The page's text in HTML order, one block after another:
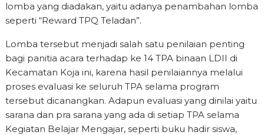
lomba yang diadakan, yaitu adanya penambahan lomba
seperti “Reward TPQ Teladan”.
Lomba tersebut menjadi salah satu penilaian penting
bagi panitia acara terhadap ke 14 TPA binaan LDII di
Kecamatan Koja ini, karena hasil penilaiannya melalui
proses evaluasi ke seluruh TPA selama program
tersebut dicanangkan. Adapun evaluasi yang dinilai yaitu
sarana dan pra sarana yang ada di setiap TPA selama
Kegiatan Belajar Mengajar, seperti buku hadir siswa,